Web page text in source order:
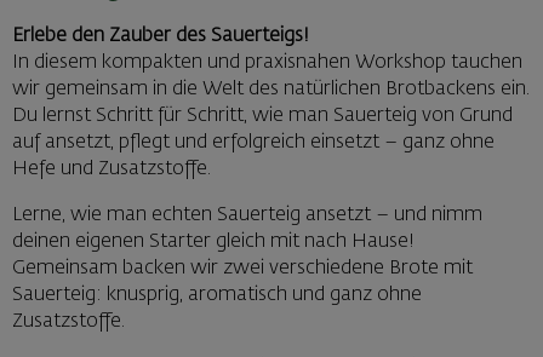
Erlebe den Zauber des Sauerteigs!
In diesem kompakten und praxisnahen Workshop tauchen
wir gemeinsam in die Welt des natürlichen Brotbackens ein.
Du lernst Schritt für Schritt, wie man Sauerteig von Grund
auf ansetzt, pflegt und erfolgreich einsetzt – ganz ohne
Hefe und Zusatzstoffe.
Lerne, wie man echten Sauerteig ansetzt – und nimm
deinen eigenen Starter gleich mit nach Hause!
Gemeinsam backen wir zwei verschiedene Brote mit
Sauerteig: knusprig, aromatisch und ganz ohne
Zusatzstoffe.